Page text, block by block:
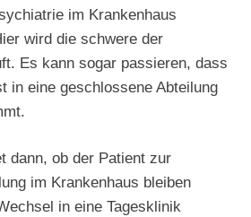
im Krankenhaus
wird die schwere der
Es kann sogar passieren, dass
in eine geschlossene Abteilung
dann, ob der Patient zur
im Krankenhaus bleiben
in eine Tagesklinik